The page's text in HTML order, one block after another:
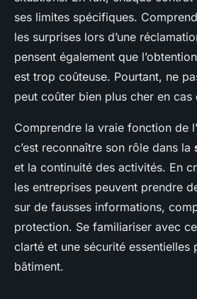
ses limites spécifiques.
les surprises lors d’une
pensent également que
est trop coûteuse. Pourtant, ne
peut coûter bien plus cher en cas
Comprendre la vraie fonction de
c’est reconnaître son rôle dans la
et la continuité des activités. En
les entreprises peuvent prendre
sur de fausses informations,
protection. Se familiariser avec
clarté et une sécurité essentielles
bâtiment.